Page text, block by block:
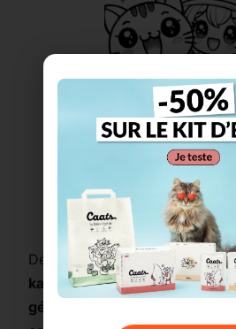
Imprimer ce
Découvre ce coloriage d’une
kawaii sur son bateau rigolo
géant